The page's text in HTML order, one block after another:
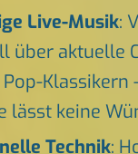
Live-Musik:
über aktuelle
Klassikern
lässt keine
Technik: